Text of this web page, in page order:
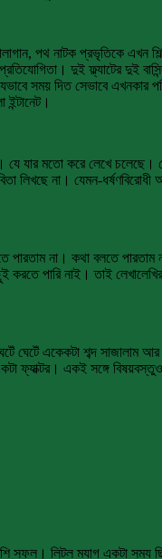
পথ নাটক প্রভৃতিকে এখন
দুই ফ্ল্যাটের দুই
সময় দিত সেভাবে এখনকার
যার মতো করে লেখে চলেছে।
লিখছে না। যেমন-
না। কথা বলতে
পারি নাই। তাই
একেকটা শব্দ সাজালাম আর
ফ্যাক্টর। একই সঙ্গে
সফল। লিটল ম্যাগ একটা সময